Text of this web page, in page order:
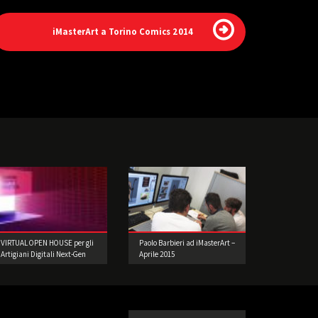
iMasterArt a Torino Comics 2014
VIRTUAL OPEN HOUSE per gli
Artigiani Digitali Next-Gen
Paolo Barbieri ad iMasterArt –
Aprile 2015